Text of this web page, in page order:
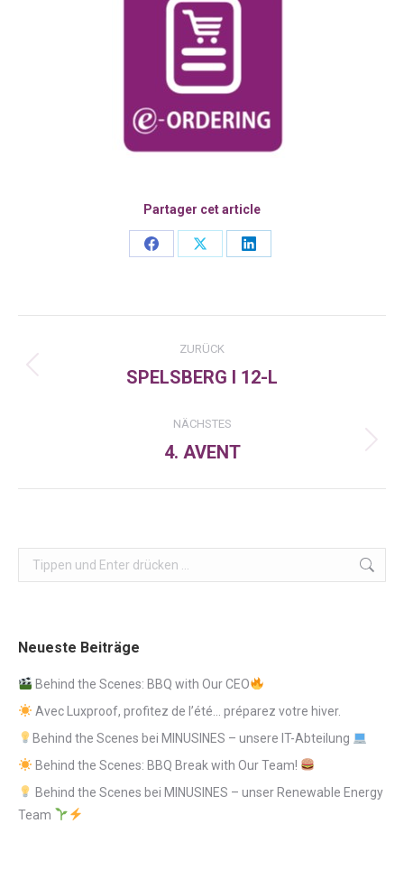
Partager cet article
Share
Share
Share
Kommentarnavigation
ZURÜCK
Vorheriger
SPELSBERG I 12-L
NÄCHSTES
Nächster
4. AVENT
Search:
Neueste Beiträge
Behind the Scenes: BBQ with Our CEO
Avec Luxproof, profitez de l’été… préparez votre hiver.
Behind the Scenes bei MINUSINES – unsere IT-Abteilung
Behind the Scenes: BBQ Break with Our Team!
Behind the Scenes bei MINUSINES – unser Renewable Energy
Team